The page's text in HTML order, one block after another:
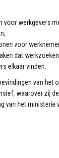
voor werkgevers
voor
dat
elkaar vinden.
van het
waarover zij
van het ministerie